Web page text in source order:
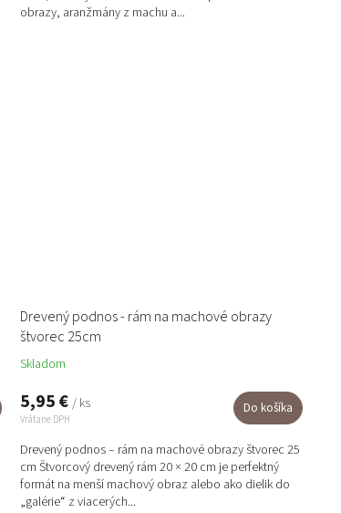
obrazy, aranžmány z machu a...
Drevený podnos - rám na machové obrazy
štvorec 25cm
Skladom
5,95 € / ks
Vrátane DPH
Do košíka
Drevený podnos – rám na machové obrazy štvorec 25
cm Štvorcový drevený rám 20 × 20 cm je perfektný
formát na menší machový obraz alebo ako dielik do
„galérie“ z viacerých...